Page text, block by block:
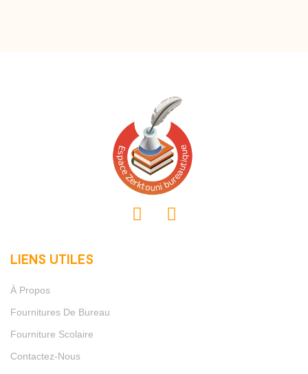
LIENS UTILES
À Propos
Fournitures De Bureau
Fourniture Scolaire
Contactez-Nous